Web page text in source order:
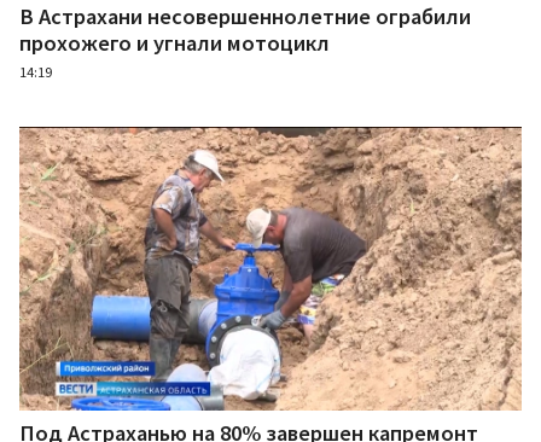
В Астрахани несовершеннолетние ограбили
прохожего и угнали мотоцикл
14:19
Под Астраханью на 80% завершен капремонт